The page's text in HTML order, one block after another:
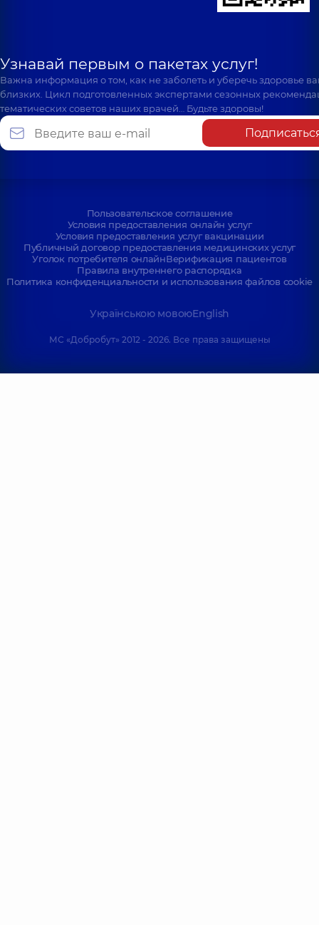
Узнавай первым о пакетах услуг!
Важна информация о том, как не заболеть и уберечь здоровье
близких. Цикл подготовленных экспертами сезонных
тематических советов наших врачей… Будьте здоровы!
Пользовательское соглашение
Условия предоставления онлайн услуг
Условия предоставления услуг вакцинации
Публичный договор предоставления медицинских услуг
Уголок потребителя онлайнВерификация пациентов
Правила внутреннего распорядка
Политика конфиденциальности и использования файлов cookie
Українською мовоюEnglish
МС «Добробут» 2012 - 2026. Все права защищены